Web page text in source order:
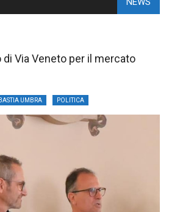
di Via Veneto per il mercato
BASTIA UMBRA POLITICA